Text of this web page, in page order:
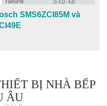
SMS6ZCI85M và
BỊ NHÀ BẾP
ÂU